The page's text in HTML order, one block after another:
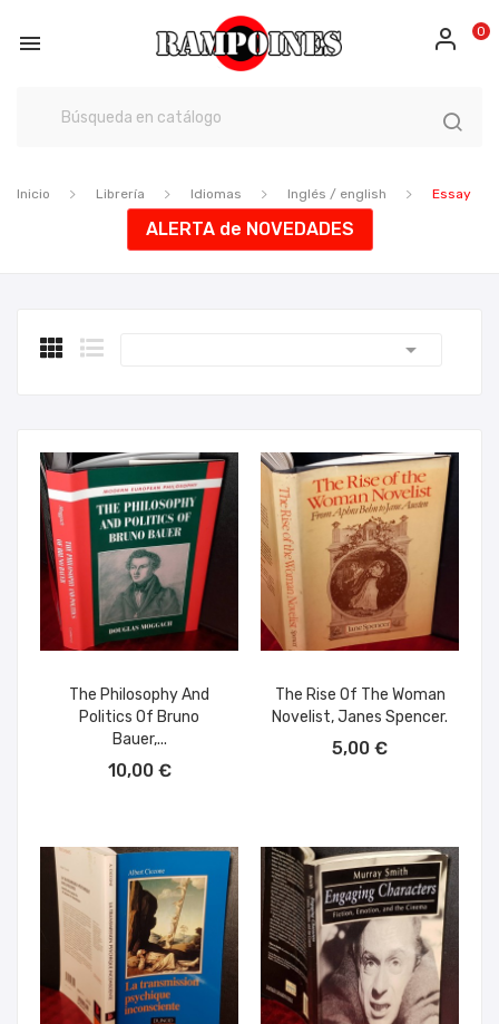
 0
Inicio Librería Idiomas Inglés / english Essay
ALERTA de NOVEDADES

The Philosophy And
Politics Of Bruno
Bauer,...
10,00 €
The Rise Of The Woman
Novelist, Janes Spencer.
5,00 €